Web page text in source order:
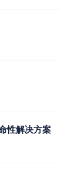
性解决方案